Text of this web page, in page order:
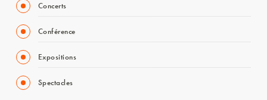
Concerts
Conférence
Expositions
Spectacles